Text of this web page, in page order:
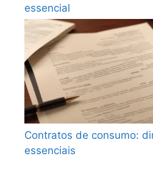
essencial
Contratos de consumo:
essenciais